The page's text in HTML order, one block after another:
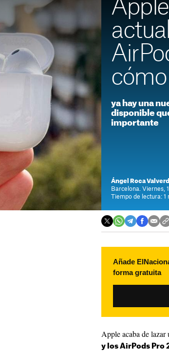
ya hay una
disponible
importante
Ángel Roca
Barcelona. Viernes,
Tiempo de lectura: 1
Añade
forma gratuita
Apple acaba de lazar
y los AirPods Pro